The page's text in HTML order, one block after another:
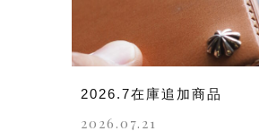
2026.7在庫追加商品
2026.07.21